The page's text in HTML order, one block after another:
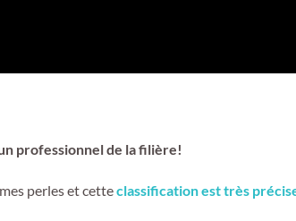
professionnel de la filière!
perles et cetteclassification est très